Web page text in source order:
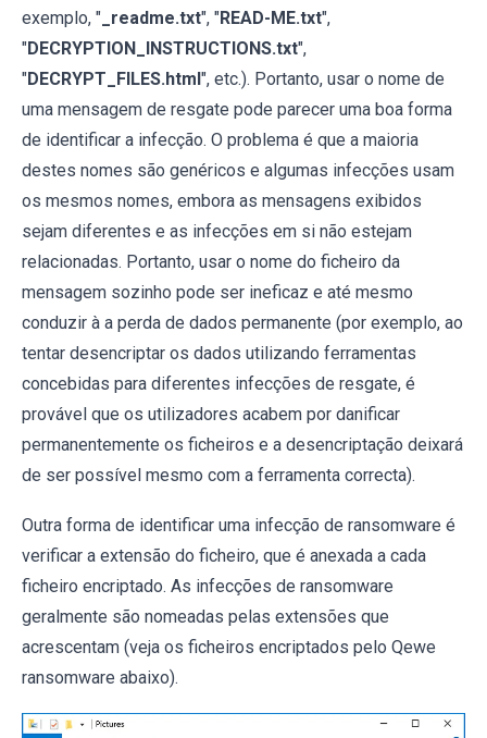
exemplo, " _readme.txt", "READ-ME.txt",
"DECRYPTION_INSTRUCTIONS.txt",
"DECRYPT_FILES.html ", etc.). Portanto, usar o nome de
uma mensagem de resgate pode parecer uma boa forma
de identificar a infecção. O problema é que a maioria
destes nomes são genéricos e algumas infecções usam
os mesmos nomes, embora as mensagens exibidos
sejam diferentes e as infecções em si não estejam
relacionadas. Portanto, usar o nome do ficheiro da
mensagem sozinho pode ser ineficaz e até mesmo
conduzir à a perda de dados permanente (por exemplo, ao
tentar desencriptar os dados utilizando ferramentas
concebidas para diferentes infecções de resgate, é
provável que os utilizadores acabem por danificar
permanentemente os ficheiros e a desencriptação deixará
de ser possível mesmo com a ferramenta correcta).
Outra forma de identificar uma infecção de ransomware é
verificar a extensão do ficheiro, que é anexada a cada
ficheiro encriptado. As infecções de ransomware
geralmente são nomeadas pelas extensões que
acrescentam (veja os ficheiros encriptados pelo Qewe
ransomware abaixo).